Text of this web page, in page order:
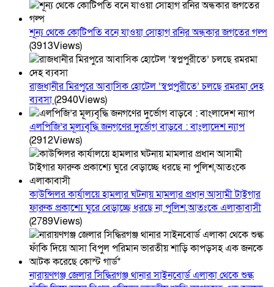
শূন্য থেকে কোটিপতি বনে যাওয়া সোহাগ রনির অন্ধকার জগতের গল্প
(3913Views)
রাজধানীর মিরপুরে আবাসিক হোটেল ‘স্বপ্নপুরীতে’ চলছে রমরমা দেহ
ব্যবসা(2940Views)
এলপিজি’র মূল্যবৃদ্ধি জনগণের দুর্ভোগ বাড়বে : বাংলাদেশ ন্যাপ
(2912Views)
কাউন্সিলর কার্যালয়ে হামলার ঘটনায় মামলার প্রধান আসামী টাইগার
ফারুক প্রকাশ্যে ঘুরে বেড়াচ্ছে ধরছে না পুলিশ,আতংকে এলাকাবাসী
(2789Views)
নারায়ণগঞ্জ জেলার সিদ্ধিরগঞ্জ থানার সাইনবোর্ড এলাকা থেকে শুল্ক